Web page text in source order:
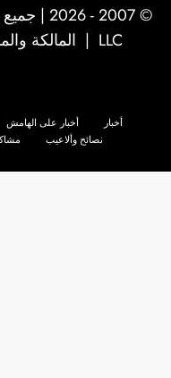
© 2007 - 2026 | جميع الحقوق محفوظة لشركة
LLC | المالكة
أخبار أخبار على الهامش
نصائح وألاعيب